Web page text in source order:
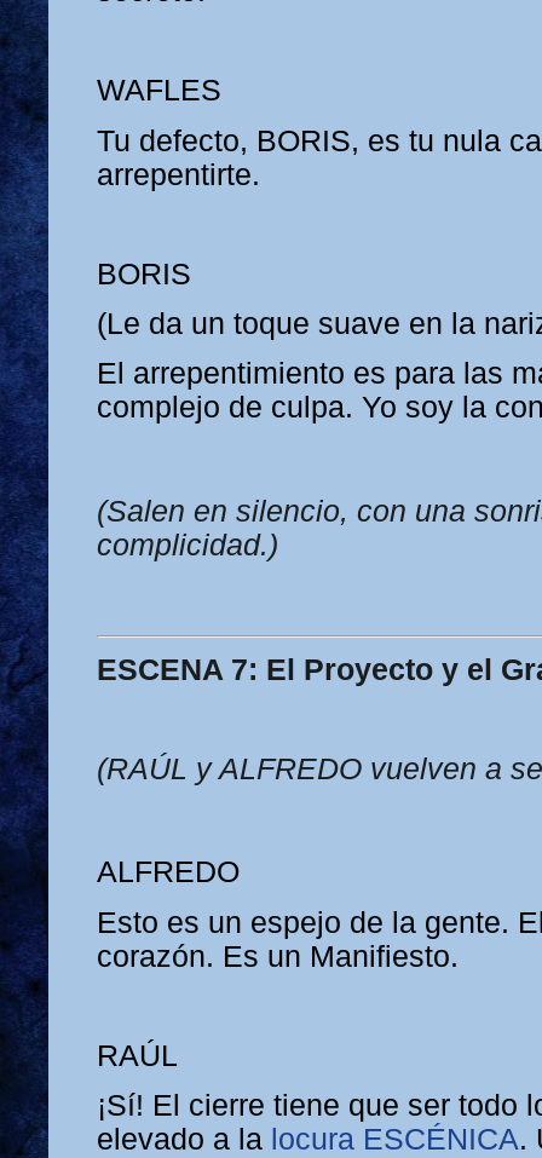
WAFLES
Tu defecto, BORIS, es tu nula
arrepentirte.
BORIS
(Le da un toque suave en la
El arrepentimiento es para las
complejo de culpa. Yo soy la
(Salen en silencio, con una
complicidad.)
ESCENA 7: El Proyecto y el
(RAÚL y ALFREDO vuelven a
ALFREDO
Esto es un espejo de la gente.
corazón. Es un Manifiesto.
RAÚL
¡Sí! El cierre tiene que ser todo
elevado a la locura ESCÉNICA.